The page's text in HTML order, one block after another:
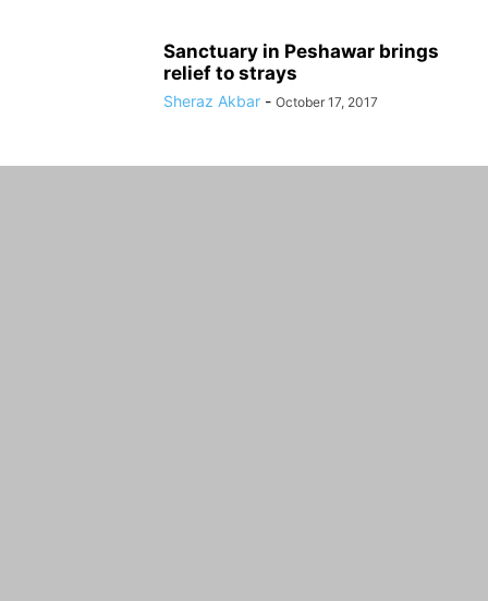
Sanctuary in Peshawar brings
relief to strays
Sheraz Akbar - October 17, 2017